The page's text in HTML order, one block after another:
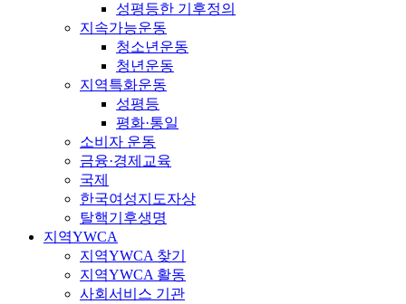
성평등한 기후정의
지속가능운동
청소년운동
청년운동
지역특화운동
성평등
평화·통일
소비자 운동
금융·경제교육
국제
한국여성지도자상
탈핵기후생명
지역YWCA
지역YWCA 찾기
지역YWCA 활동
사회서비스 기관